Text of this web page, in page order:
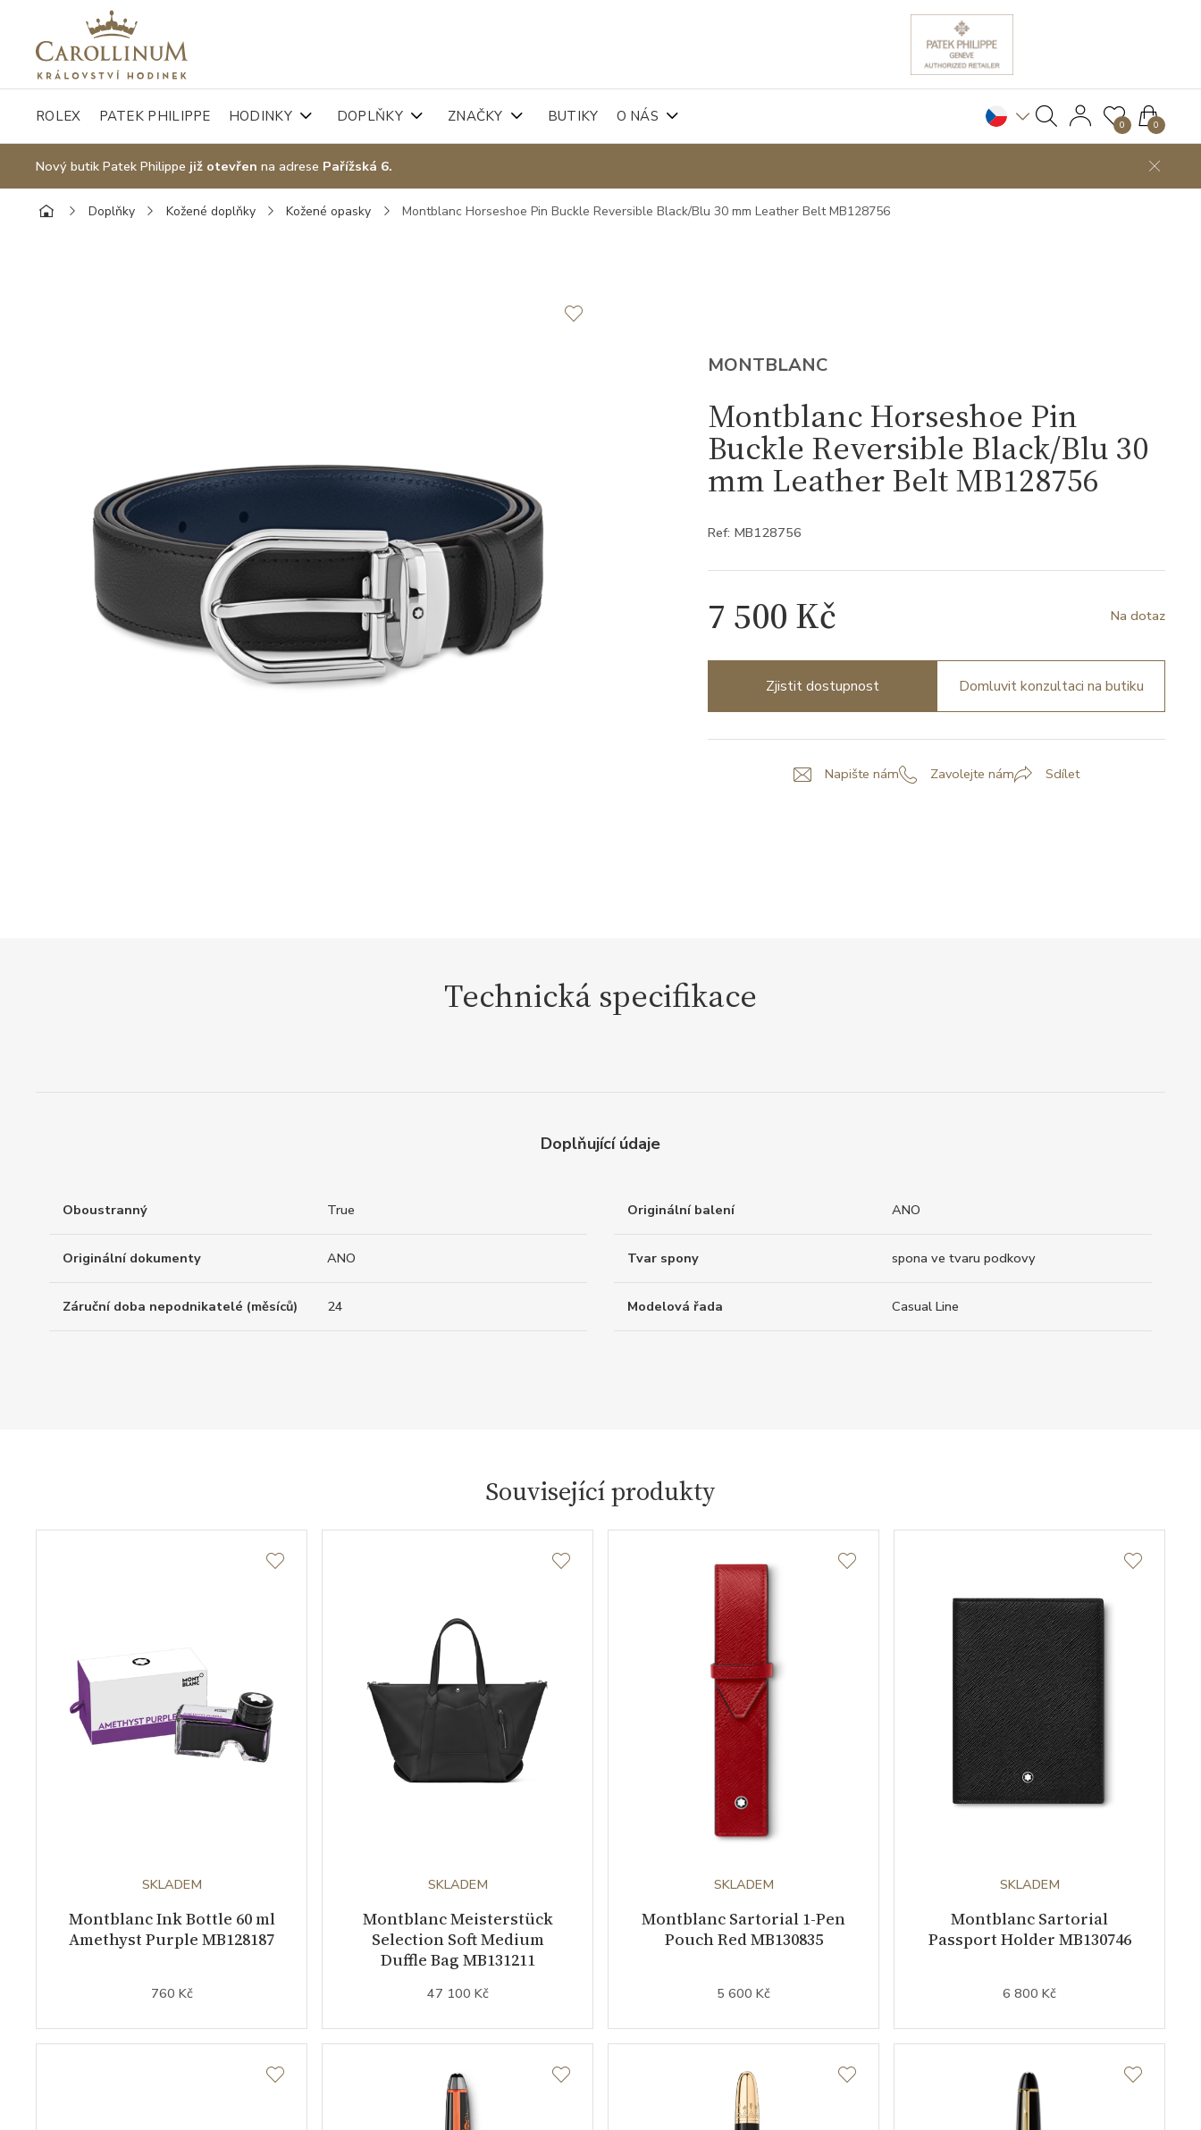
ROLEX PATEK PHILIPPE HODINKY DOPLŇKY ZNAČKY BUTIKY O NÁS 0 0
Nový butik Patek Philippe již otevřen na adrese Pařížská 6.
Doplňky Kožené doplňky Kožené opasky Montblanc Horseshoe Pin Buckle Reversible Black/Blu 30 mm Leather Belt MB128756
MONTBLANC
Montblanc Horseshoe Pin
Buckle Reversible Black/Blu 30
mm Leather Belt MB128756
Ref: MB128756
7 500 Kč Na dotaz
Zjistit dostupnost Domluvit konzultaci na butiku
Napište nám Zavolejte nám Sdílet
Technická specifikace
Doplňující údaje
Oboustranný True Originální balení ANO
Originální dokumenty ANO Tvar spony spona ve tvaru podkovy
Záruční doba nepodnikatelé (měsíců) 24 Modelová řada Casual Line
Související produkty
SKLADEM
Montblanc Ink Bottle 60 ml
Amethyst Purple MB128187
760 Kč
SKLADEM
Montblanc Meisterstück
Selection Soft Medium
Duffle Bag MB131211
47 100 Kč
SKLADEM
Montblanc Sartorial 1-Pen
Pouch Red MB130835
5 600 Kč
SKLADEM
Montblanc Sartorial
Passport Holder MB130746
6 800 Kč